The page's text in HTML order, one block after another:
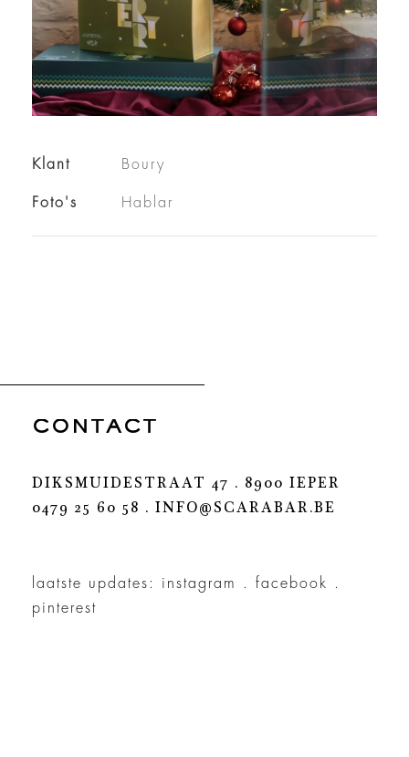
Klant Boury
Foto's Hablar
CONTACT
DIKSMUIDESTRAAT 47 . 8900 IEPER
0479 25 60 58 . INFO@SCARABAR.BE
laatste updates: instagram . facebook
.
pinterest